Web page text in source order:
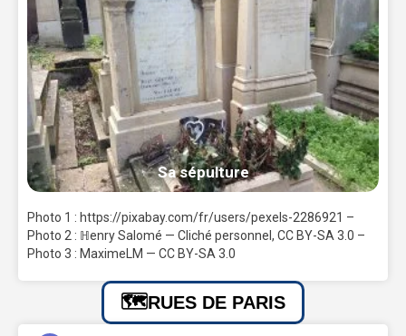
Sa sépulture
Photo 1 : https://pixabay.com/fr/users/pexels-2286921 –
Photo 2 : ℍenry Salomé — Cliché personnel, CC BY-SA 3.0 –
Photo 3 : MaximeLM — CC BY-SA 3.0
RUES DE PARIS